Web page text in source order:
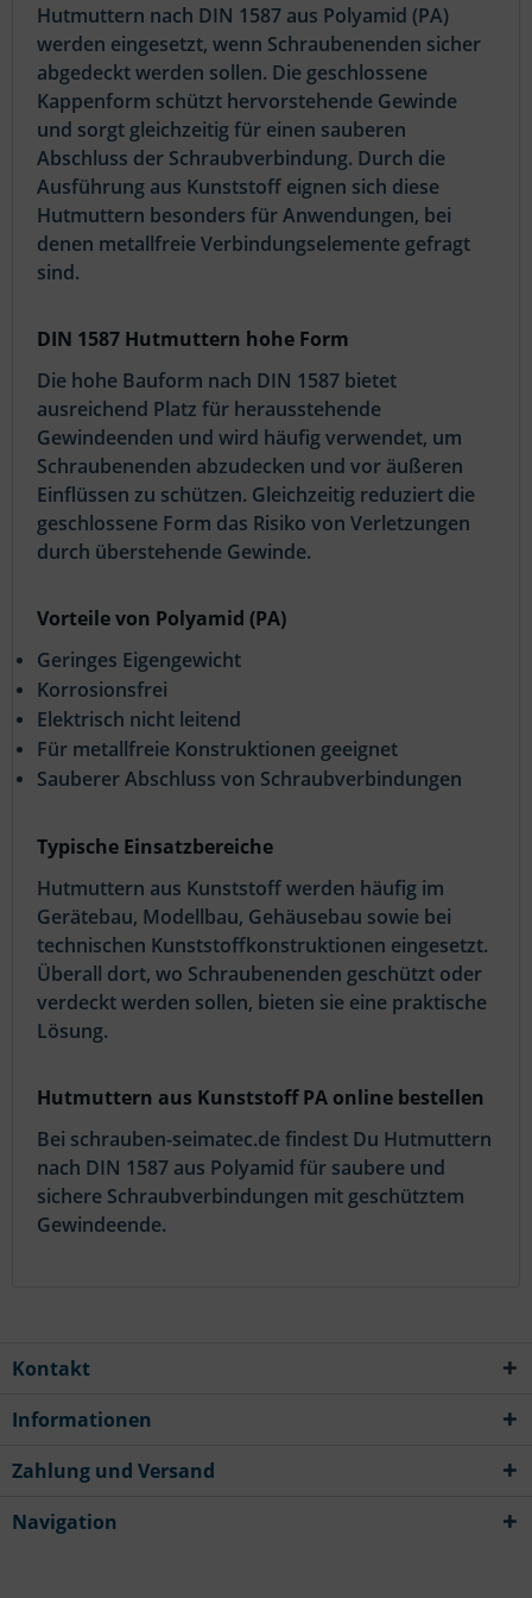
Hutmuttern nach DIN 1587 aus Polyamid (PA)
werden eingesetzt, wenn Schraubenenden sicher
abgedeckt werden sollen. Die geschlossene
Kappenform schützt hervorstehende Gewinde
und sorgt gleichzeitig für einen sauberen
Abschluss der Schraubverbindung. Durch die
Ausführung aus Kunststoff eignen sich diese
Hutmuttern besonders für Anwendungen, bei
denen metallfreie Verbindungselemente gefragt
sind.
DIN 1587 Hutmuttern hohe Form
Die hohe Bauform nach DIN 1587 bietet
ausreichend Platz für herausstehende
Gewindeenden und wird häufig verwendet, um
Schraubenenden abzudecken und vor äußeren
Einflüssen zu schützen. Gleichzeitig reduziert die
geschlossene Form das Risiko von Verletzungen
durch überstehende Gewinde.
Vorteile von Polyamid (PA)
Geringes Eigengewicht
Korrosionsfrei
Elektrisch nicht leitend
Für metallfreie Konstruktionen geeignet
Sauberer Abschluss von Schraubverbindungen
Typische Einsatzbereiche
Hutmuttern aus Kunststoff werden häufig im
Gerätebau, Modellbau, Gehäusebau sowie bei
technischen Kunststoffkonstruktionen eingesetzt.
Überall dort, wo Schraubenenden geschützt oder
verdeckt werden sollen, bieten sie eine praktische
Lösung.
Hutmuttern aus Kunststoff PA online bestellen
Bei schrauben-seimatec.de findest Du Hutmuttern
nach DIN 1587 aus Polyamid für saubere und
sichere Schraubverbindungen mit geschütztem
Gewindeende.
Kontakt
Informationen
Zahlung und Versand
Navigation